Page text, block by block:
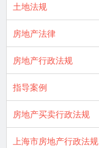
土地法规
房地产法律
房地产行政法规
指导案例
房地产买卖行政法规
上海市房地产行政法规